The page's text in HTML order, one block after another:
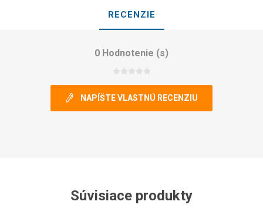
RECENZIE
0 Hodnotenie (s)
NAPÍŠTE VLASTNÚ RECENZIU
Súvisiace produkty